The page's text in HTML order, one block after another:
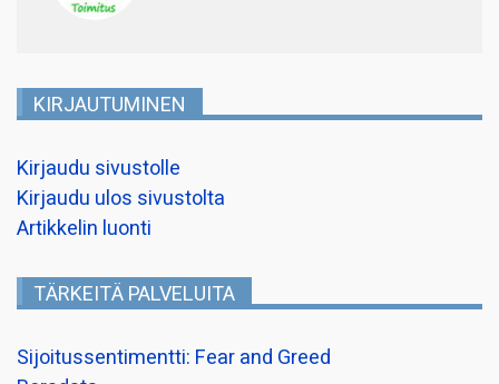
KIRJAUTUMINEN
Kirjaudu sivustolle
Kirjaudu ulos sivustolta
Artikkelin luonti
TÄRKEITÄ PALVELUITA
Sijoitussentimentti: Fear and Greed